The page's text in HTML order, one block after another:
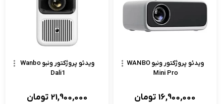
ویدئو پروژکتور ونبو WANBO
Mini Pro
16,900,000 تومان
ویدئو پروژکتور ونبو Wanbo
Dali1
21,900,000 تومان